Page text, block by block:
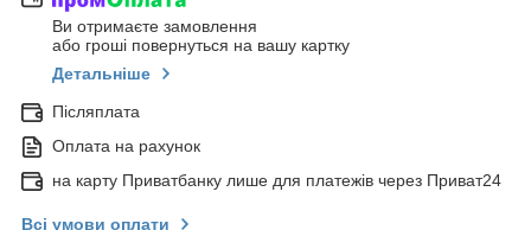
Ви отримаєте замовлення
або гроші повернуться на вашу картку
Детальніше
Післяплата
Оплата на рахунок
на карту Приватбанку лише для платежів через Приват24
Всі умови оплати